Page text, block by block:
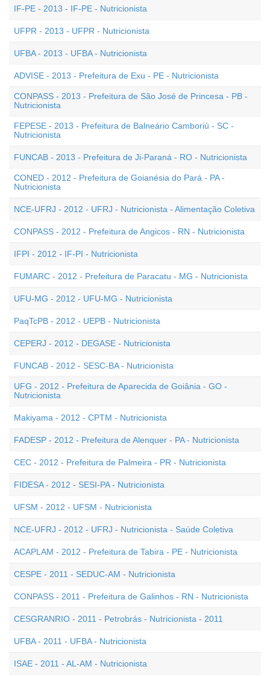
IF-PE - 2013 - IF-PE - Nutricionista
UFPR - 2013 - UFPR - Nutricionista
UFBA - 2013 - UFBA - Nutricionista
ADVISE - 2013 - Prefeitura de Exu - PE - Nutricionista
CONPASS - 2013 - Prefeitura de São José de Princesa - PB -
Nutricionista
FEPESE - 2013 - Prefeitura de Balneário Camboriú - SC -
Nutricionista
FUNCAB - 2013 - Prefeitura de Ji-Paraná - RO - Nutricionista
CONED - 2012 - Prefeitura de Goianésia do Pará - PA -
Nutricionista
NCE-UFRJ - 2012 - UFRJ - Nutricionista - Alimentação Coletiva
CONPASS - 2012 - Prefeitura de Angicos - RN - Nutricionista
IFPI - 2012 - IF-PI - Nutricionista
FUMARC - 2012 - Prefeitura de Paracatu - MG - Nutricionista
UFU-MG - 2012 - UFU-MG - Nutricionista
PaqTcPB - 2012 - UEPB - Nutricionista
CEPERJ - 2012 - DEGASE - Nutricionista
FUNCAB - 2012 - SESC-BA - Nutricionista
UFG - 2012 - Prefeitura de Aparecida de Goiânia - GO -
Nutricionista
Makiyama - 2012 - CPTM - Nutricionista
FADESP - 2012 - Prefeitura de Alenquer - PA - Nutricionista
CEC - 2012 - Prefeitura de Palmeira - PR - Nutricionista
FIDESA - 2012 - SESI-PA - Nutricionista
UFSM - 2012 - UFSM - Nutricionista
NCE-UFRJ - 2012 - UFRJ - Nutricionista - Saúde Coletiva
ACAPLAM - 2012 - Prefeitura de Tabira - PE - Nutricionista
CESPE - 2011 - SEDUC-AM - Nutricionista
CONPASS - 2011 - Prefeitura de Galinhos - RN - Nutricionista
CESGRANRIO - 2011 - Petrobrás - Nutricionista - 2011
UFBA - 2011 - UFBA - Nutricionista
ISAE - 2011 - AL-AM - Nutricionista